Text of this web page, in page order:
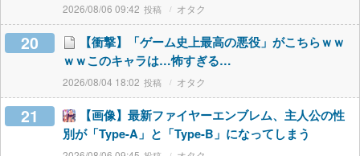
2026/08/06 09:42 オタク
20
【衝撃】「ゲーム史上最高の悪役」がこちらｗｗ
ｗｗこのキャラは…怖すぎる…
2026/08/04 18:02 オタク
21
【画像】最新ファイヤーエンブレム、主人公の性
別が「Type-A」と「Type-B」になってしまう